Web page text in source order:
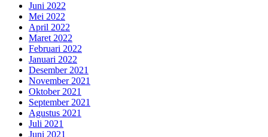
Juni 2022
Mei 2022
April 2022
Maret 2022
Februari 2022
Januari 2022
Desember 2021
November 2021
Oktober 2021
September 2021
Agustus 2021
Juli 2021
Juni 2021